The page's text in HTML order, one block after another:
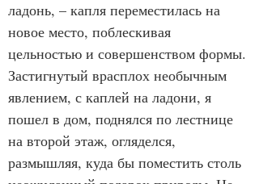
ладонь, – капля переместилась на
новое место, поблескивая
цельностью и совершенством формы.
Застигнутый врасплох необычным
явлением, с каплей на ладони, я
пошел в дом, поднялся по лестнице
на второй этаж, огляделся,
размышляя, куда бы поместить столь